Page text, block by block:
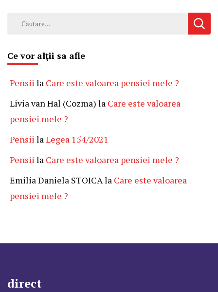
Caută
Ce vor alții sa afle
Pensii la Care este valoarea pensiei mele ?
Livia van Hal (Cozma) la Care este valoarea
pensiei mele ?
Pensii laLegea 154/2021
Pensii la Care este valoarea pensiei mele ?
Emilia Daniela STOICAla Care este valoarea
pensiei mele ?
direct